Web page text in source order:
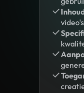
video's